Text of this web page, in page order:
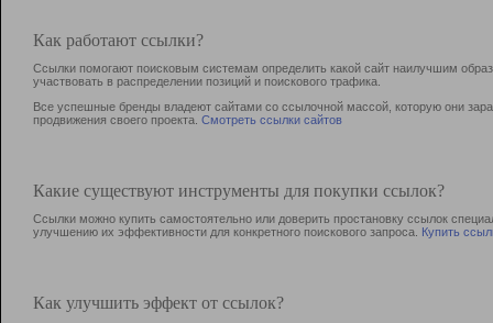
Как работают ссылки?
Ссылки помогают поисковым системам определить какой сайт наилучшим
участвовать в раcпределении позиций и поискового трафика.
Все успешные бренды владеют сайтами со ссылочной массой, которую они
продвижения своего проекта. Смотреть ссылки сайтов
Какие существуют инструменты для покупки ссылок?
Ссылки можно купить самостоятельно или доверить простановку ссылок
улучшению их эффективности для конкретного поискового запроса. Купить
Как улучшить эффект от ссылок?